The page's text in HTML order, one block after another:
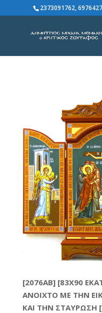
2373091762,
[2076AB] [83X90
ΑΝΟΙΧΤΟ ΜΕ ΤΗΝ
ΚΑΙ ΤΗΝ ΣΤΑΥΡΩΣΗ